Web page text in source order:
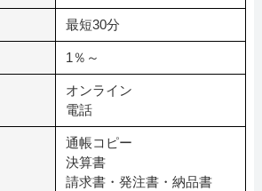
最短30分
1％～
オンライン
電話
通帳コピー
決算書
請求書・発注書・納品書